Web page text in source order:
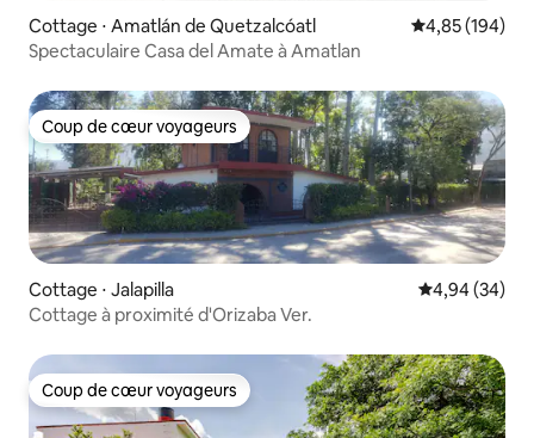
Cottage ⋅ Amatlán de Quetzalcóatl Évaluation
4,85 (194)
Spectaculaire Casa del Amate à Amatlan
Coup de cœur voyageurs
Coup de cœur voyageurs
Cottage ⋅ Jalapilla Évaluation
4,94 (34)
Cottage à proximité d'Orizaba Ver.
Coup de cœur voyageurs
Coup de cœur voyageurs